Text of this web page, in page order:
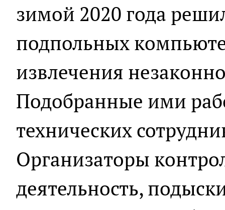
зимой 2020 года
подпольных
извлечения
Подобранные ими
технических
Организаторы
деятельность,